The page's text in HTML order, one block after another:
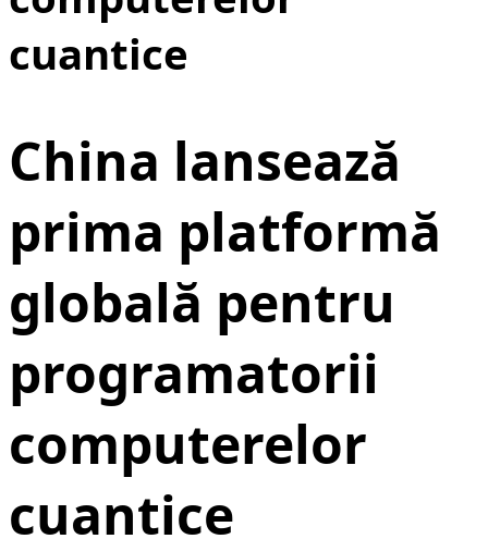
cuantice
China lansează
prima platformă
globală pentru
programatorii
computerelor
cuantice